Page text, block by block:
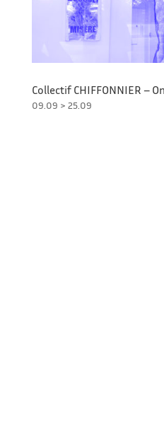
Collectif CHIFFONNIER –
09.09 > 25.09